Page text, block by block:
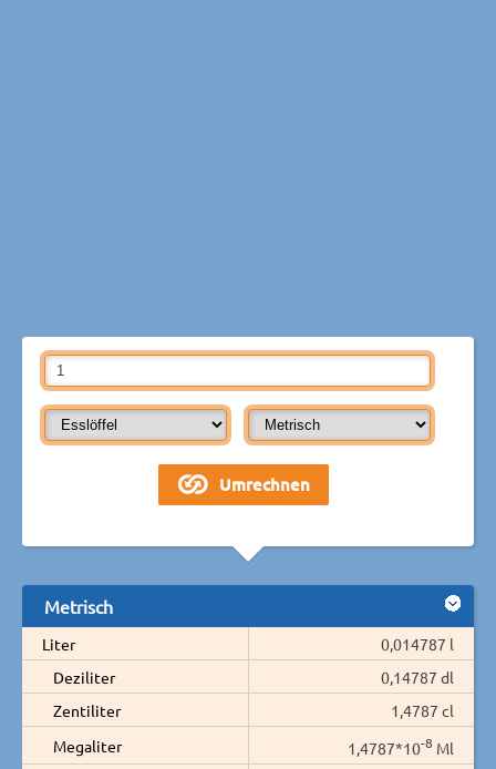
Metrisch
Liter
0,014787 l
Deziliter
0,14787 dl
Zentiliter
1,4787 cl
Megaliter
1,4787*10-8 Ml